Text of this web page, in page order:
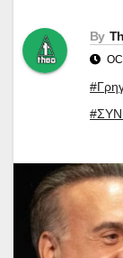
By